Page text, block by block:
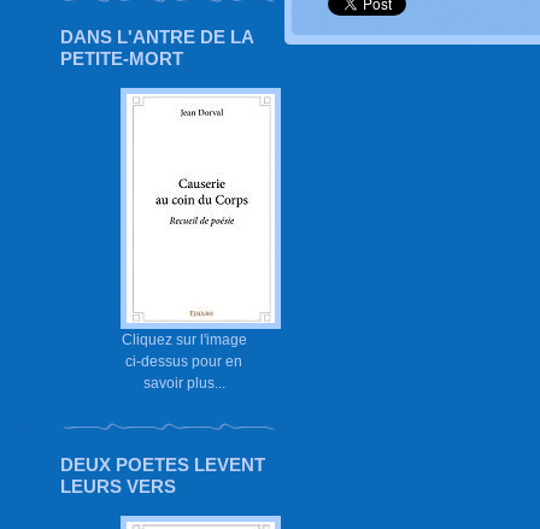
DANS L'ANTRE DE LA
PETITE-MORT
Cliquez sur l'image
ci-dessus pour en
savoir plus...
DEUX POETES LEVENT
LEURS VERS